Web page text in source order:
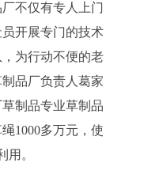
不仅有专人上门
开展专门的技术
为行动不便的老
品厂负责人葛家
制品专业草制品
1000多万元，使
用。